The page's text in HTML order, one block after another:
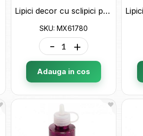
Lipici decor cu sclipici perlat Maxi tub 60ml.verde neon MX61780
SKU: MX61780
- +
Adauga in cos